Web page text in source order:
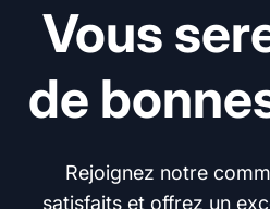
Vous
de
Rejoignez notre
satisfaits et offrez un